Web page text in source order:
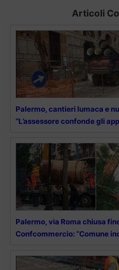
Articoli
Palermo, cantieri lumaca e
“L’assessore confonde gli
Palermo, via Roma chiusa
Confcommercio: “Comune